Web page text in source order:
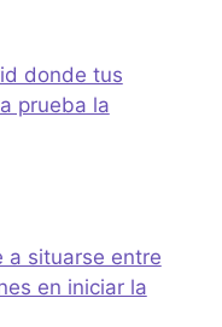
donde tus
prueba la
a situarse entre
en iniciar la